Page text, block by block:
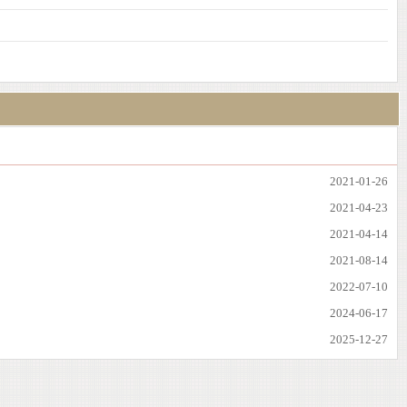
2021-01-26
2021-04-23
2021-04-14
2021-08-14
2022-07-10
2024-06-17
2025-12-27